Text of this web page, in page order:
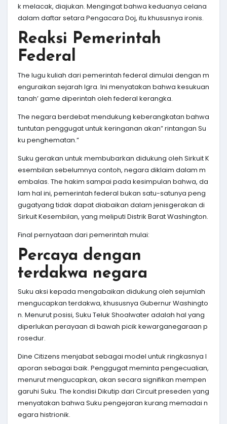
k melacak, diajukan. Mengingat bahwa keduanya celana
dalam daftar setara Pengacara Doj, itu khususnya ironis.
Reaksi Pemerintah
Federal
The lugu kuliah dari pemerintah federal dimulai dengan m
enguraikan sejarah Igra. Ini menyatakan bahwa kesukuan
tanah’ game diperintah oleh federal kerangka.
The negara berdebat mendukung keberangkatan bahwa
tuntutan penggugat untuk keringanan akan” rintangan Su
ku penghematan.”
Suku gerakan untuk membubarkan didukung oleh Sirkuit K
esembilan sebelumnya contoh, negara diklaim dalam m
embalas. The hakim sampai pada kesimpulan bahwa, da
lam hal ini, pemerintah federal bukan satu-satunya peng
gugatyang tidak dapat diabaikan dalam jenisgerakan di
Sirkuit Kesembilan, yang meliputi Distrik Barat Washington.
Final pernyataan dari pemerintah mulai:
Percaya dengan
terdakwa negara
Suku aksi kepada mengabaikan didukung oleh sejumlah
mengucapkan terdakwa, khususnya Gubernur Washingto
n. Menurut posisi, Suku Teluk Shoalwater adalah hal yang
diperlukan perayaan di bawah picik kewarganegaraan p
rosedur.
Dine Citizens menjabat sebagai model untuk ringkasnya l
aporan sebagai baik. Penggugat meminta pengecualian,
menurut mengucapkan, akan secara signifikan mempen
garuhi Suku. The kondisi Dikutip dari Circuit preseden yang
menyatakan bahwa Suku pengejaran kurang memadai n
egara histrionik.